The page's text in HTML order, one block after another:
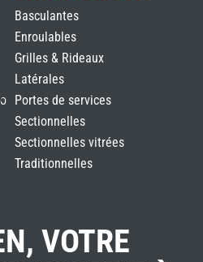
Basculantes
Enroulables
Grilles & Rideaux
Latérales
Portes de services
Sectionnelles
Sectionnelles vitrées
Traditionnelles
VOTRE